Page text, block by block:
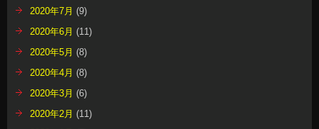
2020年7月 (9)
2020年6月 (11)
2020年5月 (8)
2020年4月 (8)
2020年3月 (6)
2020年2月 (11)